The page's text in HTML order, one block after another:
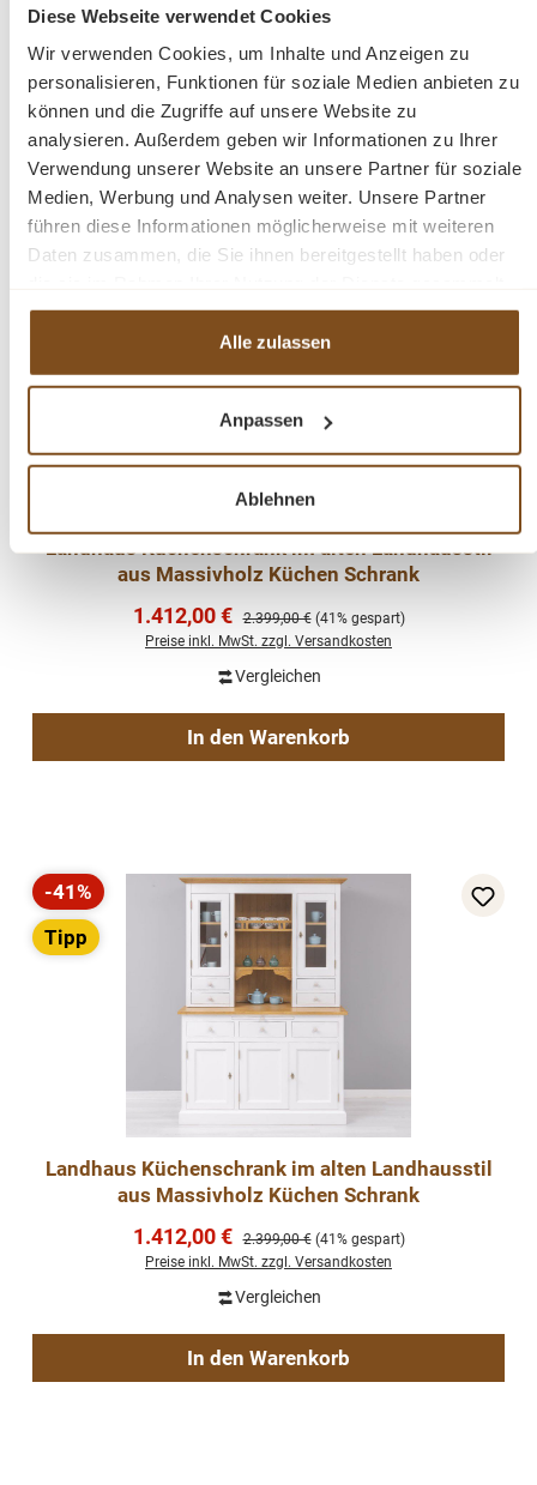
Diese Webseite verwendet Cookies
Wir verwenden Cookies, um Inhalte und Anzeigen zu
personalisieren, Funktionen für soziale Medien anbieten zu
können und die Zugriffe auf unsere Website zu
analysieren. Außerdem geben wir Informationen zu Ihrer
Verwendung unserer Website an unsere Partner für soziale
Medien, Werbung und Analysen weiter. Unsere Partner
führen diese Informationen möglicherweise mit weiteren
Daten zusammen, die Sie ihnen bereitgestellt haben oder
haben.
Alle zulassen
Anpassen
Ablehnen
Preise inkl. MwSt. zzgl. Versandkosten
Vergleichen
In den Warenkorb
Tipp
Landhaus Küchenschrank im alten Landhausstil
aus Massivholz Küchen Schrank
Verkaufspreis:
1.412,00 € Regulärer Preis:
2.399,00 € (41% gespart)
Preise inkl. MwSt. zzgl. Versandkosten
Vergleichen
In den Warenkorb
Rabatt
-41%
Tipp
Landhaus Küchenschrank im alten Landhausstil
aus Massivholz Küchen Schrank
Verkaufspreis:
1.412,00 € Regulärer Preis:
2.399,00 € (41% gespart)
Preise inkl. MwSt. zzgl. Versandkosten
Vergleichen
In den Warenkorb